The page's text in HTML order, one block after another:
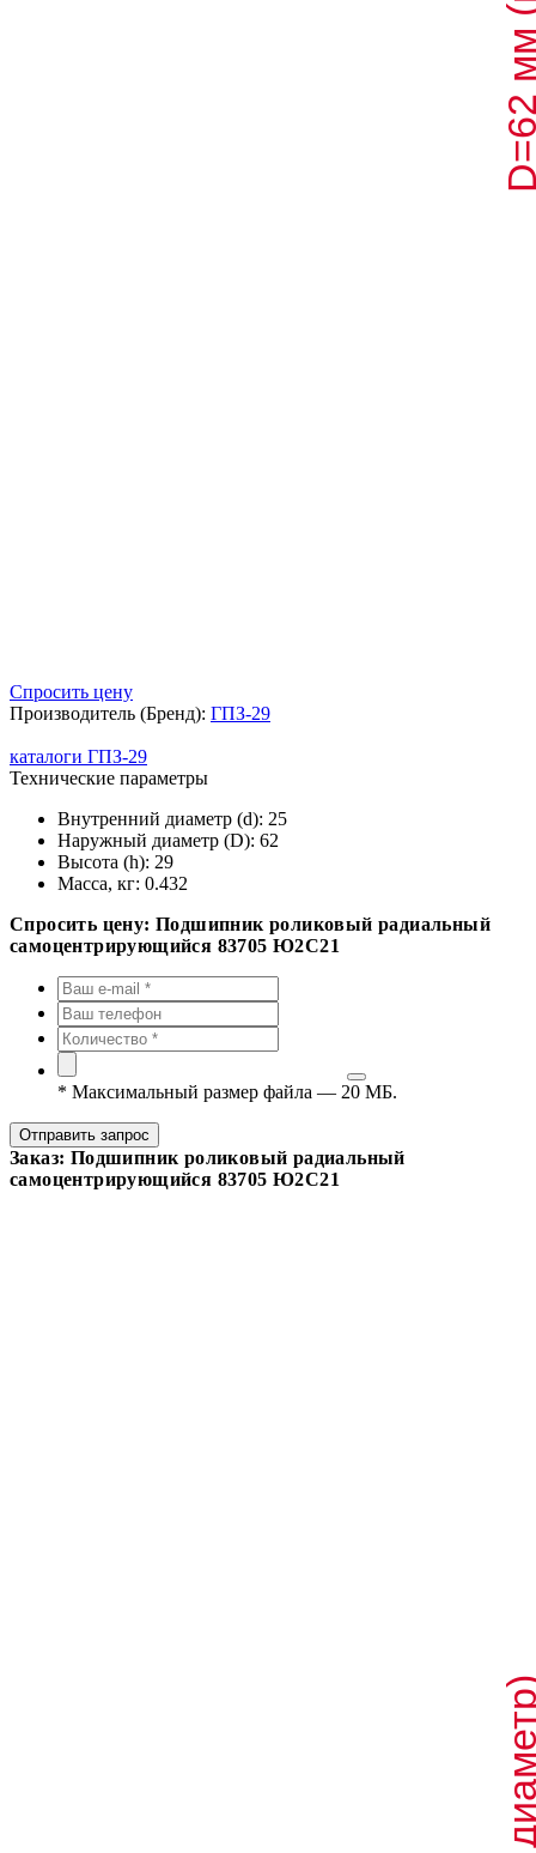
Спросить цену
Производитель (Бренд): ГПЗ-29
каталоги ГПЗ-29
Технические параметры
Внутренний диаметр (d): 25
Наружный диаметр (D): 62
Высота (h): 29
Масса, кг: 0.432
Спросить цену: Подшипник роликовый радиальный
самоцентрирующийся 83705 Ю2С21
* Максимальный размер файла — 20 МБ.
Отправить запрос
Заказ: Подшипник роликовый радиальный
самоцентрирующийся 83705 Ю2С21